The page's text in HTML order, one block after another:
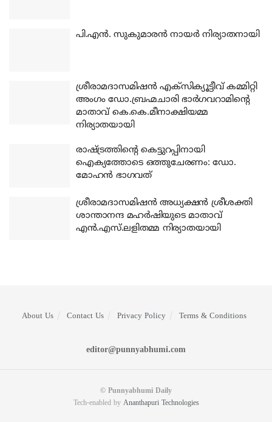
പി.എന്‍. സുകുമാരന്‍ നായര്‍ നിര്യാതനായി
ശ്രീരാമദാസമിഷന്‍ എക്‌സിക്യൂട്ടീവ് കമ്മിറ്റി
അംഗം ഡോ.ബ്രഹ്മചാരി ഭാര്‍ഗവറാമിന്റെ
മാതാവ് കെ.കെ.മീനാക്ഷിയമ്മ
നിര്യാതയായി
രാഷ്ട്രത്തിന്റെ കെട്ടുറപ്പിനായി
ഐക്യത്തോടെ ഒത്തുചേരണം: ഡോ.
മോഹന്‍ ഭാഗവത്
ശ്രീരാമദാസമിഷന്‍ അധ്യക്ഷന്‍ ശ്രീശക്തി
ശാന്താനന്ദ മഹര്‍ഷിയുടെ മാതാവ്
എന്‍.എസ്.ലളിതമ്മ നിര്യാതയായി
About Us Contact Us Privacy Policy Terms & Conditions
editor@punnyabhumi.com
© Punnyabhumi Daily
Tech-enabled by Ananthapuri Technologies